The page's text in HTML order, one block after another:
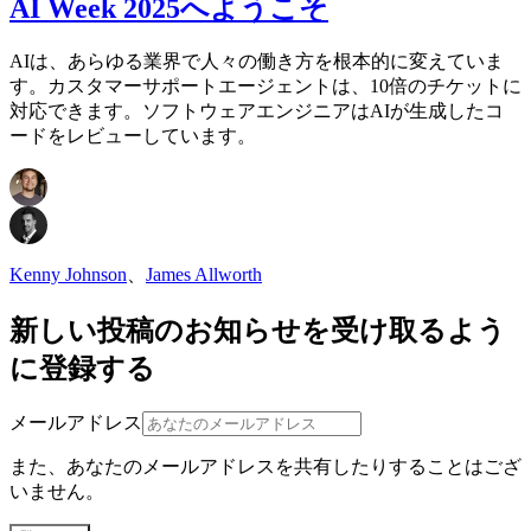
AI Week 2025へようこそ
AIは、あらゆる業界で人々の働き方を根本的に変えていま
す。カスタマーサポートエージェントは、10倍のチケットに
対応できます。ソフトウェアエンジニアはAIが生成したコ
ードをレビューしています。
Kenny Johnson、 James Allworth
新しい投稿のお知らせを受け取るよう
に登録する
メールアドレス
また、あなたのメールアドレスを共有したりすることはござ
いません。